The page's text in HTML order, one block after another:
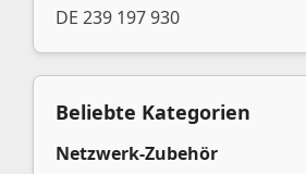
DE 239 197 930
Beliebte Kategorien
Netzwerk-Zubehör